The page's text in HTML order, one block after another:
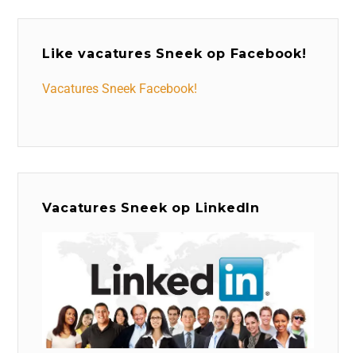
Like vacatures Sneek op Facebook!
Vacatures Sneek Facebook!
Vacatures Sneek op LinkedIn